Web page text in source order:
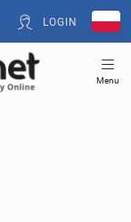
LOGIN
Menu